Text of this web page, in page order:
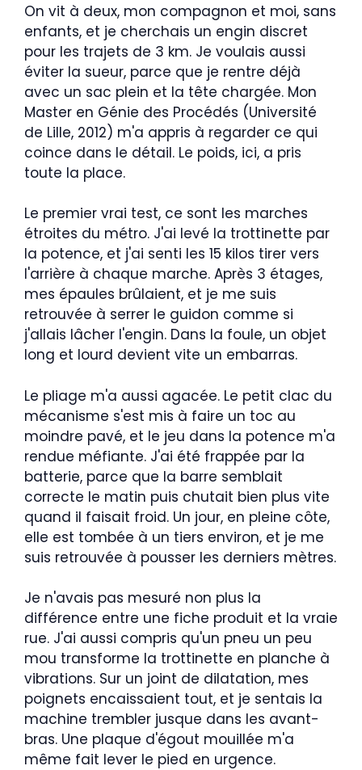
On vit à deux, mon compagnon et moi, sans
enfants, et je cherchais un engin discret
pour les trajets de 3 km. Je voulais aussi
éviter la sueur, parce que je rentre déjà
avec un sac plein et la tête chargée. Mon
Master en Génie des Procédés (Université
de Lille, 2012) m'a appris à regarder ce qui
coince dans le détail. Le poids, ici, a pris
toute la place.
Le premier vrai test, ce sont les marches
étroites du métro. J'ai levé la trottinette par
la potence, et j'ai senti les 15 kilos tirer vers
l'arrière à chaque marche. Après 3 étages,
mes épaules brûlaient, et je me suis
retrouvée à serrer le guidon comme si
j'allais lâcher l'engin. Dans la foule, un objet
long et lourd devient vite un embarras.
Le pliage m'a aussi agacée. Le petit clac du
mécanisme s'est mis à faire un toc au
moindre pavé, et le jeu dans la potence m'a
rendue méfiante. J'ai été frappée par la
batterie, parce que la barre semblait
correcte le matin puis chutait bien plus vite
quand il faisait froid. Un jour, en pleine côte,
elle est tombée à un tiers environ, et je me
suis retrouvée à pousser les derniers mètres.
Je n'avais pas mesuré non plus la
différence entre une fiche produit et la vraie
rue. J'ai aussi compris qu'un pneu un peu
mou transforme la trottinette en planche à
vibrations. Sur un joint de dilatation, mes
poignets encaissaient tout, et je sentais la
machine trembler jusque dans les avant-
bras. Une plaque d'égout mouillée m'a
même fait lever le pied en urgence.